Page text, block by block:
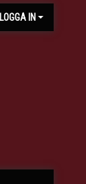
LOGGA IN